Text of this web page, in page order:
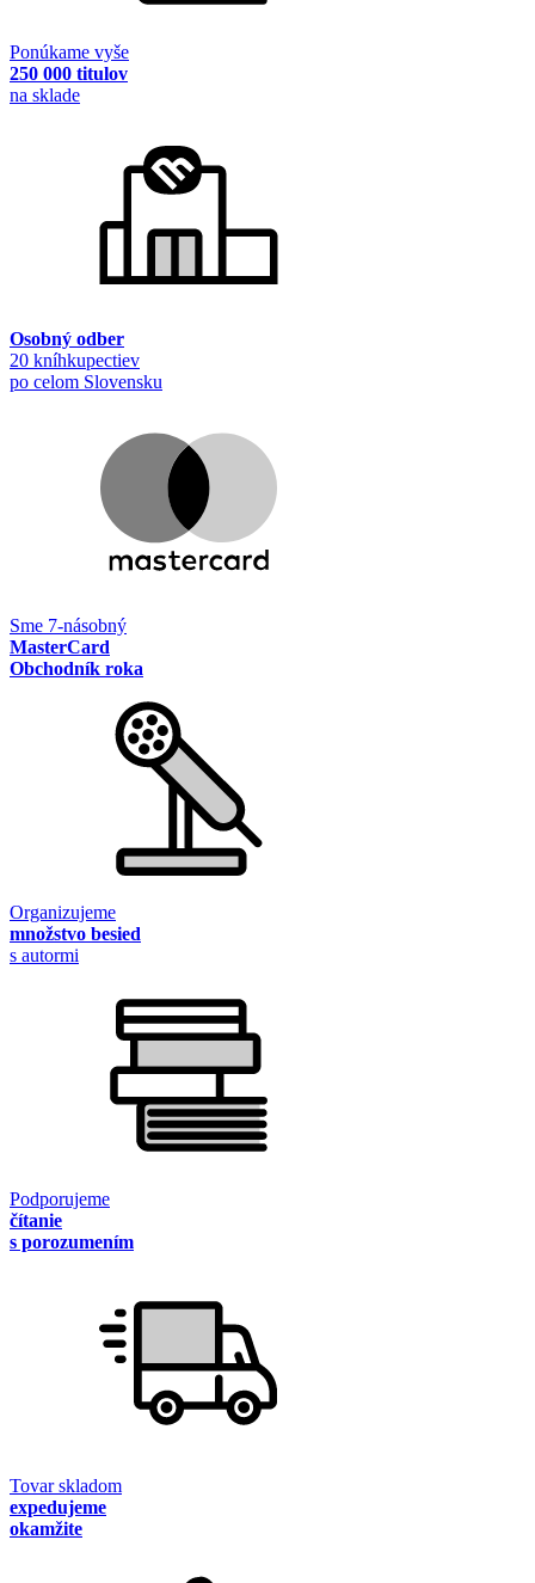
Ponúkame vyše
250 000 titulov
na sklade
Osobný odber
20 kníhkupectiev
po celom Slovensku
Sme 7-násobný
MasterCard
Obchodník roka
Organizujeme
množstvo besied
s autormi
Podporujeme
čítanie
s porozumením
Tovar skladom
expedujeme
okamžite